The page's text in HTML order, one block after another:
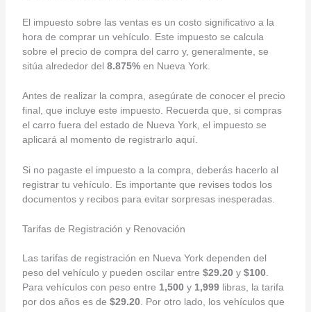
El impuesto sobre las ventas es un costo significativo a la
hora de comprar un vehículo. Este impuesto se calcula
sobre el precio de compra del carro y, generalmente, se
sitúa alrededor del 8.875%en Nueva York.
Antes de realizar la compra, asegúrate de conocer el precio
final, que incluye este impuesto. Recuerda que, si compras
el carro fuera del estado de Nueva York, el impuesto se
aplicará al momento de registrarlo aquí.
Si no pagaste el impuesto a la compra, deberás hacerlo al
registrar tu vehículo. Es importante que revises todos los
documentos y recibos para evitar sorpresas inesperadas.
Tarifas de Registración y Renovación
Las tarifas de registración en Nueva York dependen del
peso del vehículo y pueden oscilar entre $29.20y $100.
Para vehículos con peso entre 1,500y 1,999libras, la tarifa
por dos años es de $29.20. Por otro lado, los vehículos que